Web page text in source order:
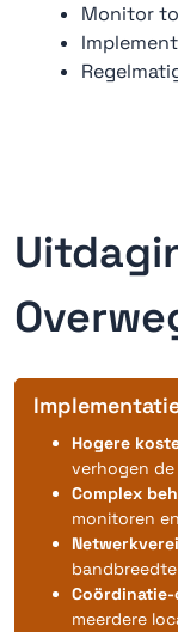
Monitor
Hogere
verhogen
Complex
monitoren
meerdere